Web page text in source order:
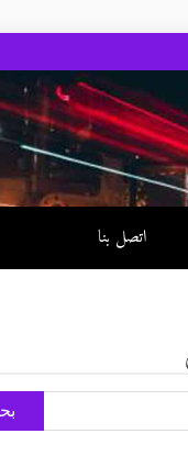
اتصل بنا